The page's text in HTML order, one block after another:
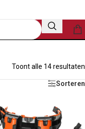
Toont alle 14 resultaten
Sorteren